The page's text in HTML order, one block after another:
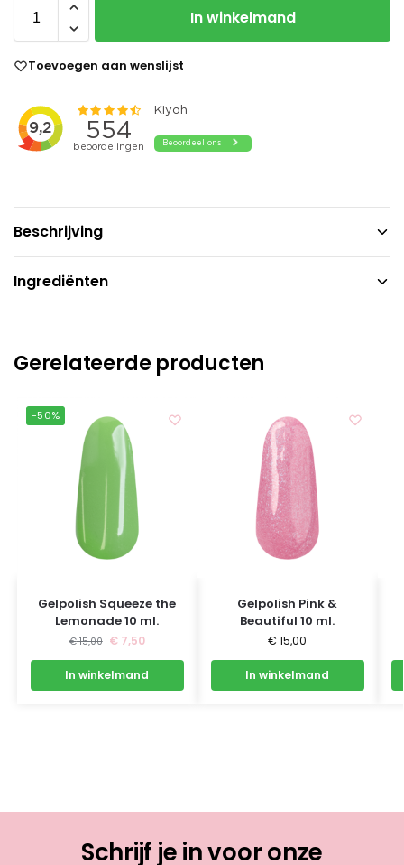
In winkelmand
Toevoegen aan wenslijst
Beschrijving
Ingrediënten
Gerelateerde producten
-50%
Gelpolish Squeeze the
Lemonade 10 ml.
€15,00 €7,50
In winkelmand
Gelpolish Pink &
Beautiful 10 ml.
€ 15,00
In winkelmand
Schrijf je in voor onze